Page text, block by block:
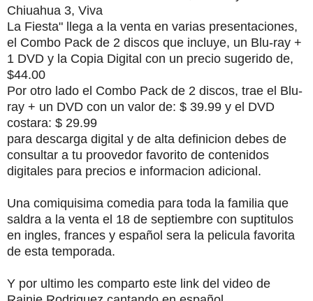
Chiuahua 3, Viva
La Fiesta" llega a la venta en varias presentaciones,
el Combo Pack de 2 discos que incluye, un Blu-ray +
1 DVD y la Copia Digital con un precio sugerido de,
$44.00
Por otro lado el Combo Pack de 2 discos, trae el Blu-
ray + un DVD con un valor de: $ 39.99 y el DVD
costara: $ 29.99
para descarga digital y de alta definicion debes de
consultar a tu proovedor favorito de contenidos
digitales para precios e informacion adicional.
Una comiquisima comedia para toda la familia que
saldra a la venta el 18 de septiembre con suptitulos
en ingles, frances y español sera la pelicula favorita
de esta temporada.
Y por ultimo les comparto este link del video de